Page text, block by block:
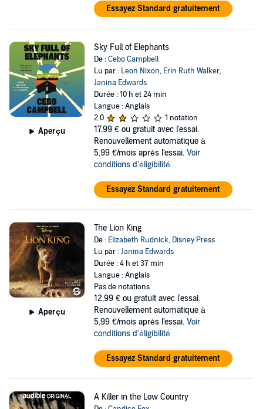
Essayez Standard gratuitement
Aperçu
Sky Full of Elephants
De :Cebo Campbell
Lu par : Leon Nixon, Erin Ruth Walker,
Janina Edwards
Durée : 10 h et 24 min
Langue : Anglais
2,0
1 notation
17,99 € ou gratuit avec l'essai.
Renouvellement automatique à
5,99 €/mois après l'essai. Voir
conditions d'éligibilité
Essayez Standard gratuitement
Aperçu
The Lion King
De : Elizabeth Rudnick, Disney Press
Lu par :Janina Edwards
Durée : 4 h et 37 min
Langue : Anglais
Pas de notations
12,99 € ou gratuit avec l'essai.
Renouvellement automatique à
5,99 €/mois après l'essai. Voir
conditions d'éligibilité
Essayez Standard gratuitement
A Killer in the Low Country